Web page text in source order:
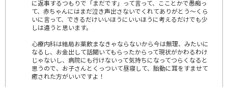
に返事するつもりで「まだです」って言って、こことかで愚痴っ
て、赤ちゃんにはまだ泣き声出さないでくれてありがとう～くら
いに言って、できるだけいいほうにいいほうに考えるだけでも少
しは違うと思います。
心療内科は結局お薬飲まなきゃならないから今は無理、みたいに
なるし、お金出して話聞いてもらったからって現状がかわるわけ
じゃないし、病院にも行けないって気持ちになってつらくなると
思うので、お子さんとくっついて昼寝して、胎動に耳をすませて
癒された方がいいですよ！